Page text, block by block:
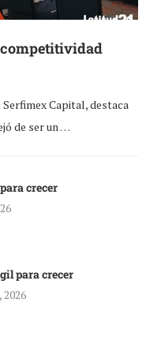
Capital, destaca
de ser un …
crecer
para crecer
2026